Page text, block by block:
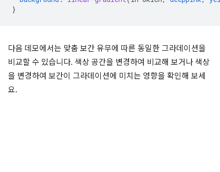
}
다음 데모에서는 맞춤 보간 유무에 따른 동일한 그라데이션을
비교할 수 있습니다. 색상 공간을 변경하여 비교해 보거나 색상
을 변경하여 보간이 그라데이션에 미치는 영향을 확인해 보세
요.